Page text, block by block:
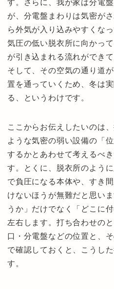
す。さらに、我が家は分電
が、分電盤まわりは気密が
ら外気が入り込みやすくな
気圧の低い脱衣所に向かっ
が引き込まれる流れができ
そして、その空気の通り道
置を通っていくため、冬は
る、というわけです。
ここからお伝えしたいのは
ような気密の弱い設備の「
するかとあわせて考えるべ
す。とくに、脱衣所のよう
で負圧になる本体や、すき
けないほうが無難だと思い
うか」だけでなく「どこに
左右します。打ち合わせの
口・分電盤などの位置と、
で確認しておくと、こうし
す。